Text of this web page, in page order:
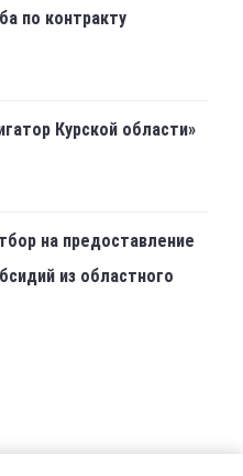
по контракту
Курской области»
на предоставление
из областного